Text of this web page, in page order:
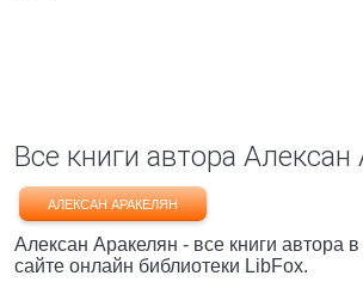
Все книги автора Алексан
АЛЕКСАН АРАКЕЛЯН
Алексан Аракелян - все книги автора
сайте онлайн библиотеки LibFox.